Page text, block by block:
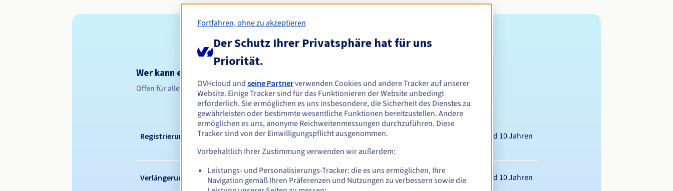
Zulassungsbedingungen
Wer kann eine .rel.pl-Domain registrieren?
Offen für alle natürlichen oder juristischen Personen ohne geografische Einschränkung.
Verwaltungsregeln und Benachrichtigungen
Registrierungszeitraum Zwischen 1 und 10 Jahren
Verlängerungszeitraum Zwischen 1 und 10 Jahren
Fortfahren, ohne zu akzeptieren
Der Schutz Ihrer Privatsphäre hat für uns
Priorität.
OVHcloud und seine Partnerverwenden Cookies und andere Tracker auf unserer
Website. Einige Tracker sind für das Funktionieren der Website unbedingt
erforderlich. Sie ermöglichen es uns insbesondere, die Sicherheit des Dienstes zu
gewährleisten oder bestimmte wesentliche Funktionen bereitzustellen. Andere
ermöglichen es uns, anonyme Reichweitenmessungen durchzuführen. Diese
Tracker sind von der Einwilligungspflicht ausgenommen.
Vorbehaltlich Ihrer Zustimmung verwenden wir außerdem:
Leistungs- und Personalisierungs-Tracker: die es uns ermöglichen, Ihre
Navigation gemäß Ihren Präferenzen und Nutzungen zu verbessern sowie die